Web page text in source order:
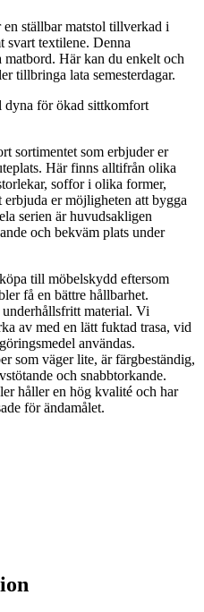
ställbar matstol tillverkad i
svart textilene. Denna
Här kan du enkelt och
tillbringa lata semesterdagar.
dyna för ökad sittkomfort
sortimentet som erbjuder er
Här finns alltifrån olika
soffor i olika former,
er möjligheten att bygga
serien är huvudsakligen
och bekväm plats under
till möbelskydd eftersom
få en bättre hållbarhet.
material. Vi
av med en lätt fuktad trasa, vid
användas.
som väger lite, är färgbeständig,
och snabbtorkande.
håller en hög kvalité och har
för ändamålet.